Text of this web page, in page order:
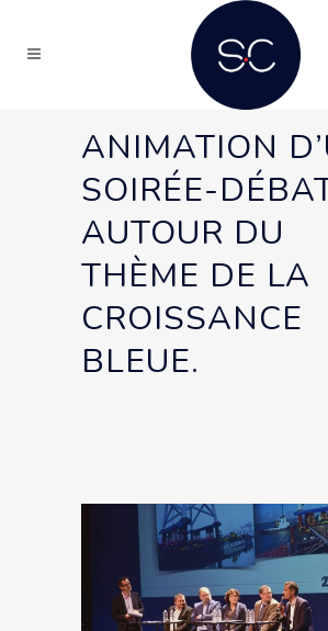
ANIMATION
SOIRÉE-
AUTOUR DU
THÈME DE LA
CROISSANCE
BLEUE.